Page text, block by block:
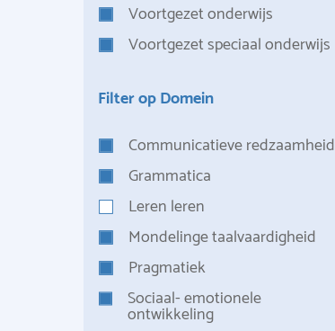
Voortgezet onderwijs
Voortgezet speciaal onderwijs
Filter op Domein
Communicatieve redzaamheid
Grammatica
Leren leren
Mondelinge taalvaardigheid
Pragmatiek
Sociaal- emotionele
ontwikkeling